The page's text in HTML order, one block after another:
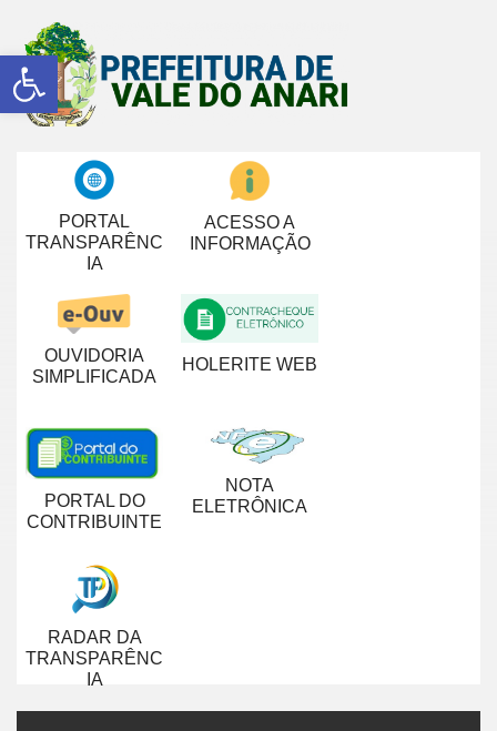
Abrir a barra de ferramentas
PORTAL
TRANSPARÊNC
IA
ACESSO A
INFORMAÇÃO
OUVIDORIA
SIMPLIFICADA
HOLERITE WEB
PORTAL DO
CONTRIBUINTE
NOTA
ELETRÔNICA
RADAR DA
TRANSPARÊNC
IA